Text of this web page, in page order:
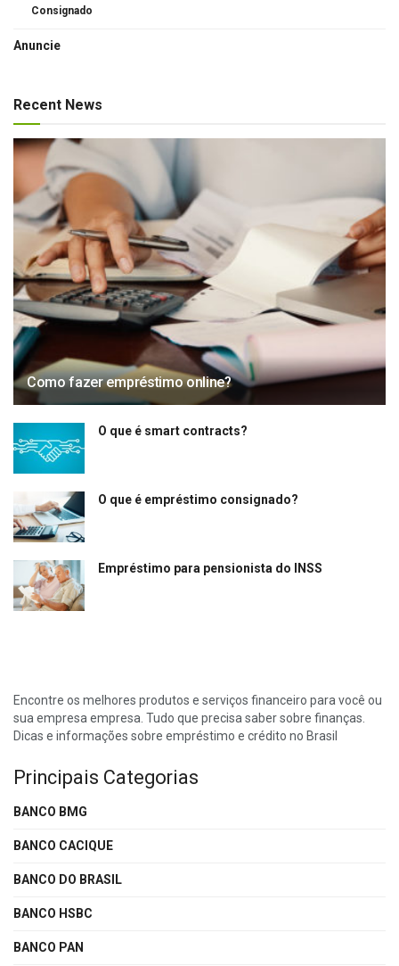
Consignado
Anuncie
Recent News
Como fazer empréstimo online?
O que é smart contracts?
O que é empréstimo consignado?
Empréstimo para pensionista do INSS
Encontre os melhores produtos e serviços financeiro para você ou
sua empresa empresa. Tudo que precisa saber sobre finanças.
Dicas e informações sobre empréstimo e crédito no Brasil
Principais Categorias
BANCO BMG
BANCO CACIQUE
BANCO DO BRASIL
BANCO HSBC
BANCO PAN